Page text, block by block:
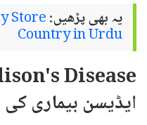
یہ بھی پڑھیں:Store
Country in Urdu
ایڈیسن بیماری